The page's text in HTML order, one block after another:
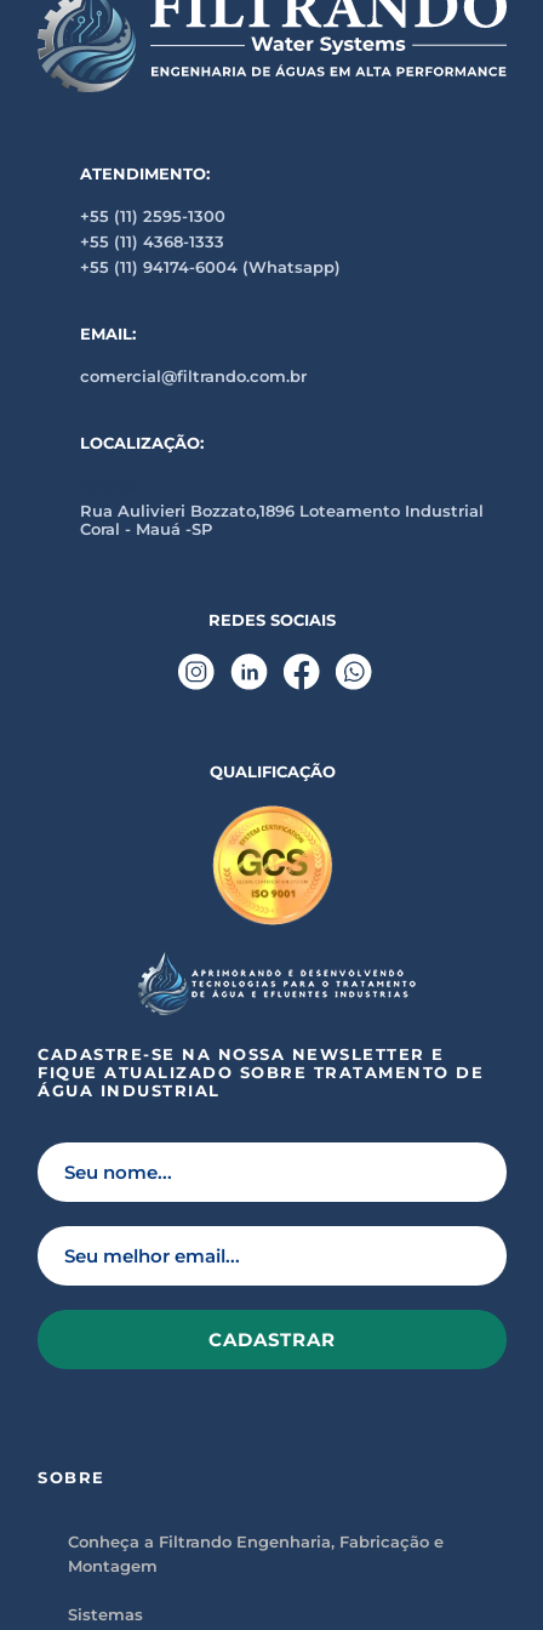
ATENDIMENTO:
+55 (11) 2595-1300
+55 (11) 4368-1333
+55 (11) 94174-6004 (Whatsapp)
EMAIL:
comercial@filtrando.com.br
LOCALIZAÇÃO:
Rua Aulivieri Bozzato,1896 Loteamento Industrial
Coral - Mauá -SP
REDES SOCIAIS
QUALIFICAÇÃO
CADASTRE-SE NA NOSSA NEWSLETTER E
FIQUE ATUALIZADO SOBRE TRATAMENTO DE
ÁGUA INDUSTRIAL
s
e
SOBRE
Conheça a Filtrando Engenharia, Fabricação e
Montagem
Sistemas